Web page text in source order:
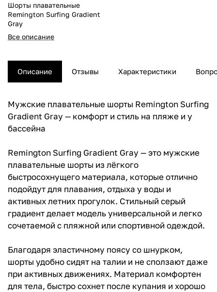
Шорты плавательные
Remington Surfing Gradient
Gray
Все описание
Описание Отзывы Характеристики
Мужские плавательные шорты Remington Surfing
Gradient Gray — комфорт и стиль на пляже и у
бассейна
Remington Surfing Gradient Gray — это мужские
плавательные шорты из лёгкого
быстросохнущего материала, которые отлично
подойдут для плавания, отдыха у воды и
активных летних прогулок. Стильный серый
градиент делает модель универсальной и легко
сочетаемой с пляжной или спортивной одеждой.
Благодаря эластичному поясу со шнурком,
шорты удобно сидят на талии и не сползают даже
при активных движениях. Материал комфортен
для тела, быстро сохнет после купания и хорошо